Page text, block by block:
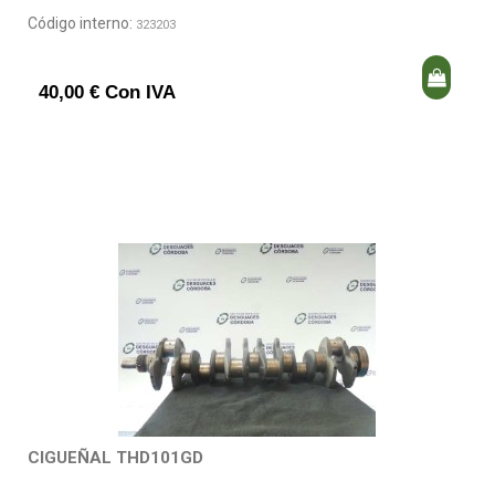
Código interno: 323203
40,00 € Con IVA
CIGUEÑAL THD101GD